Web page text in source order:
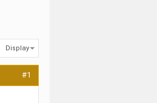
Display
#1